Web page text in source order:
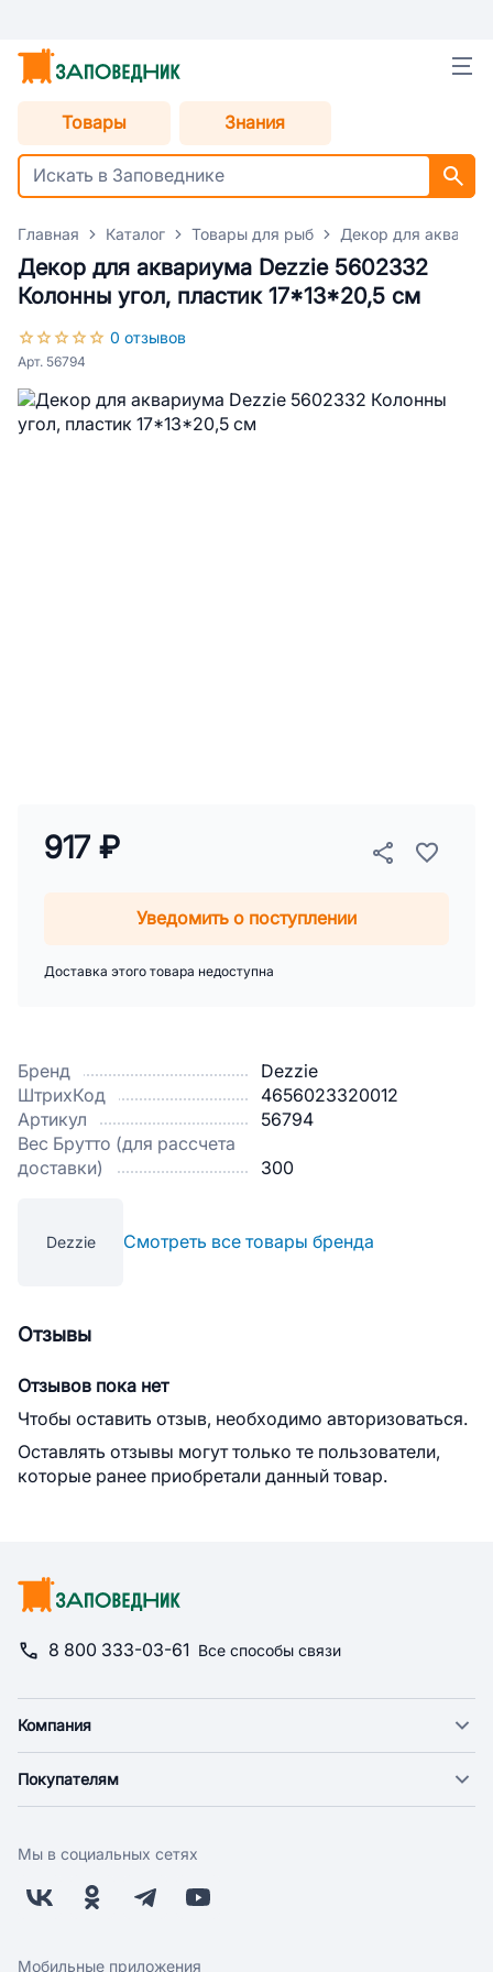
Товары Знания
Главная Каталог Товары для рыб Декор для
Декор для аквариума Dezzie 5602332
Колонны угол, пластик 17*13*20,5 см
0 отзывов
Арт. 56794
Бренд
Dezzie
ШтрихКод
4656023320012
Артикул
56794
Вес Брутто (для рассчета
доставки)
300
Dezzie Смотреть все товары бренда
917 ₽
Уведомить о поступлении
Доставка этого товара недоступна
Отзывы
Отзывов пока нет
Чтобы оставить отзыв, необходимо авторизоваться.
Оставлять отзывы могут только те пользователи,
которые ранее приобретали данный товар.
8 800 333-03-61 Все способы связи
Компания
Новости
Поставщикам
Заводчикам
Обратная связь
Покупателям
Оплата
Бонусная программа
Скидки и акции
Мы в социальных сетях
Мобильные приложения